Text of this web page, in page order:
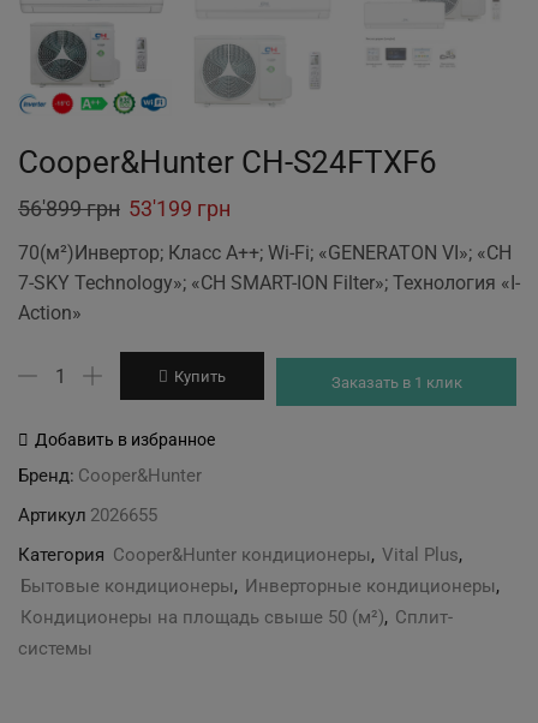
Cooper&Hunter CH-S24FTXF6
56'899грн Original
price
was:
53'199 грн
price
is:
70(м²)Инвертор; Класс А++; Wi-Fi; «GENERATON VІ»; «CH
7-SKY Technology»; «CH SMART-ION Filter»; Технология «I-
Action»
Количество
Cooper&Hunter
S24FTXF6
Купить Заказать в 1 клик
Добавить в избранное
Бренд: Cooper&Hunter
Артикул 2026655
Категория Cooper&Hunter кондиционеры, Vital Plus,
Бытовые кондиционеры, Инверторные кондиционеры,
Кондиционеры на площадь свыше 50 (м²), Сплит-
системы